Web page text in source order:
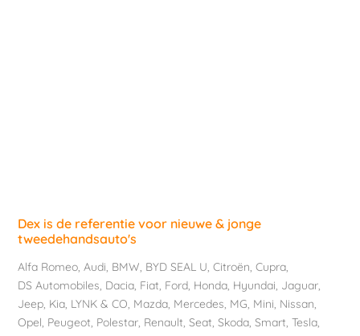
Dex is de referentie voor nieuwe & jonge
tweedehandsauto's
Alfa Romeo,Audi, BMW, BYD SEAL U,Citroën,Cupra,
DS Automobiles, Dacia, Fiat, Ford, Honda, Hyundai, Jaguar,
Jeep, Kia, LYNK & CO, Mazda, Mercedes, MG, Mini, Nissan,
Opel, Peugeot, Polestar, Renault,Seat,Skoda,Smart,Tesla,